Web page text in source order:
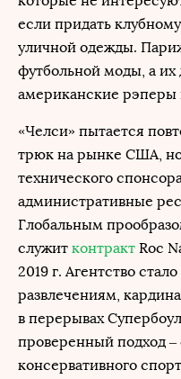
если придать
уличной одежды.
футбольной моды, а
американские рэперы
«Челси» пытается
трюк на рынке США, но
технического
административные
Глобальным
служит контракт Roc
2019 г. Агентство
развлечениям,
в перерывах
проверенный подход
консервативного